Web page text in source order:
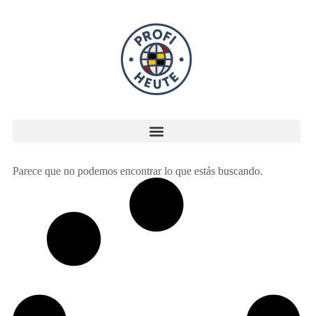
Parece que no podemos encontrar lo que estás buscando.